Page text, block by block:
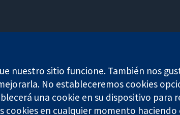
nuestro sitio funcione. También nos
No estableceremos cookies
una cookie en su dispositivo para
cookies en cualquier momento haciendo